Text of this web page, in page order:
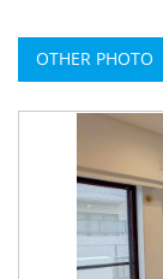
OTHER PHOTO